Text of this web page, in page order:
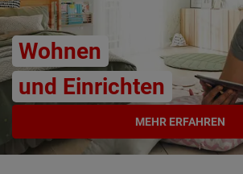
Wohnen
und Einrichten
MEHR ERFAHREN